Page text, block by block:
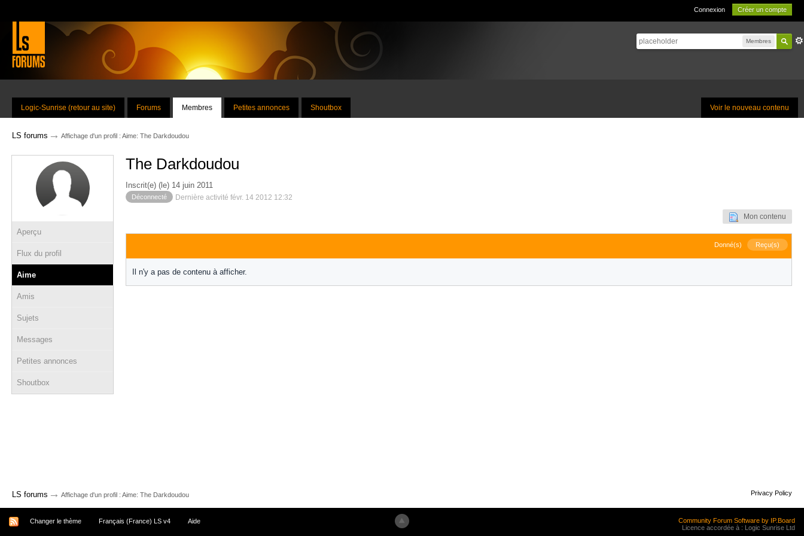
Connexion Créer un compte
Membres
Voir le nouveau contenu
Logic-Sunrise (retour au site) Forums Membres Petites annonces Shoutbox
LS forums → Affichage d'un profil : Aime: The Darkdoudou
Aperçu
Flux du profil
Aime
Amis
Sujets
Messages
Petites annonces
Shoutbox
The Darkdoudou
Inscrit(e) (le) 14 juin 2011
Déconnecté Dernière activité févr. 14 2012 12:32
Mon contenu
Donné(s) Reçu(s)
Il n'y a pas de contenu à afficher.
LS forums → Affichage d'un profil : Aime: The Darkdoudou Privacy Policy
Changer le thème Français (France) LS v4 Aide
Community Forum Software by IP.Board
Licence accordée à : Logic Sunrise Ltd